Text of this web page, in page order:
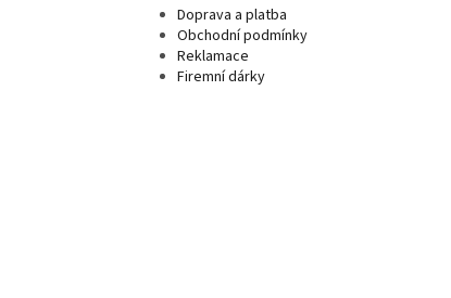
Doprava a platba
Obchodní podmínky
Reklamace
Firemní dárky